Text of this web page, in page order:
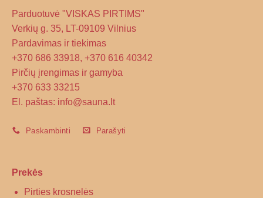
Parduotuvė "VISKAS PIRTIMS"
Verkių g. 35, LT-09109 Vilnius
Pardavimas ir tiekimas
+370 686 33918, +370 616 40342
Pirčių įrengimas ir gamyba
+370 633 33215
El. paštas: info@sauna.lt
Paskambinti Parašyti
Prekės
Pirties krosnelės